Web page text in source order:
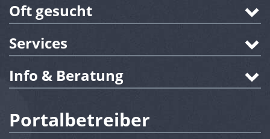
Oft gesucht
Services
Info & Beratung
Portalbetreiber